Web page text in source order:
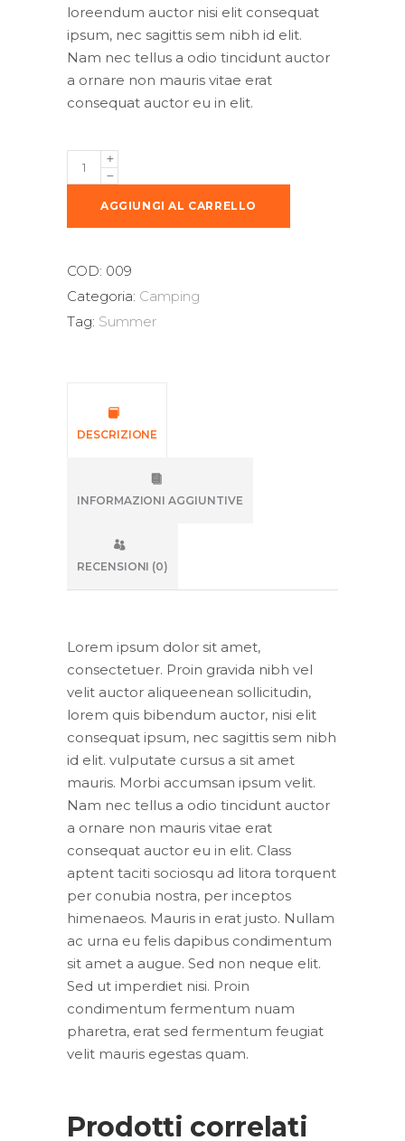
loreendum auctor nisi elit consequat
ipsum, nec sagittis sem nibh id elit.
Nam nec tellus a odio tincidunt auctor
a ornare non mauris vitae erat
consequat auctor eu in elit.
Lifebelt
quantity
AGGIUNGI AL CARRELLO
COD: 009
Categoria: Camping
Tag: Summer
DESCRIZIONE
INFORMAZIONI AGGIUNTIVE
RECENSIONI (0)
Lorem ipsum dolor sit amet,
consectetuer. Proin gravida nibh vel
velit auctor aliqueenean sollicitudin,
lorem quis bibendum auctor, nisi elit
consequat ipsum, nec sagittis sem nibh
id elit. vulputate cursus a sit amet
mauris. Morbi accumsan ipsum velit.
Nam nec tellus a odio tincidunt auctor
a ornare non mauris vitae erat
consequat auctor eu in elit. Class
aptent taciti sociosqu ad litora torquent
per conubia nostra, per inceptos
himenaeos. Mauris in erat justo. Nullam
ac urna eu felis dapibus condimentum
sit amet a augue. Sed non neque elit.
Sed ut imperdiet nisi. Proin
condimentum fermentum nuam
pharetra, erat sed fermentum feugiat
velit mauris egestas quam.
Prodotti correlati